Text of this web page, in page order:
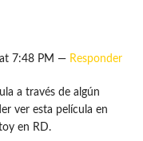
7:48 PM — Responder
a través de algún
ver esta película en
en RD.